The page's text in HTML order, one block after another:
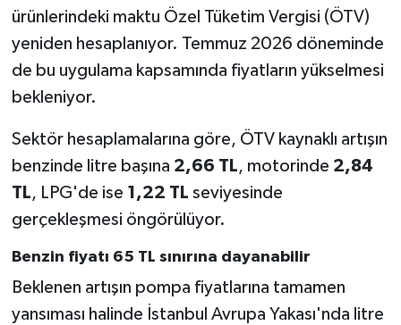
ürünlerindeki maktu Özel Tüketim Vergisi (ÖTV)
yeniden hesaplanıyor. Temmuz 2026 döneminde
de bu uygulama kapsamında fiyatların yükselmesi
bekleniyor.
Sektör hesaplamalarına göre, ÖTV kaynaklı artışın
benzinde litre başına 2,66 TL, motorinde 2,84
TL, LPG'de ise 1,22 TL seviyesinde
gerçekleşmesi öngörülüyor.
Benzin fiyatı 65 TL sınırına dayanabilir
Beklenen artışın pompa fiyatlarına tamamen
yansıması halinde İstanbul Avrupa Yakası'nda litre